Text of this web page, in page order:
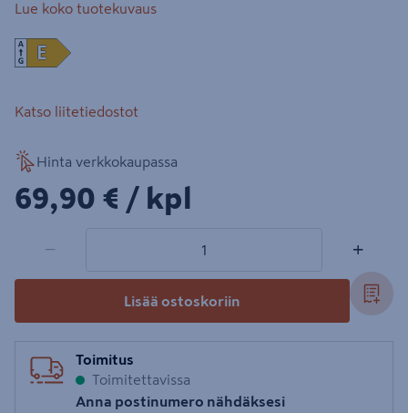
Lue koko tuotekuvaus
Katso liitetiedostot
Hinta verkkokaupassa
69,90€/kpl
69,90 € / kpl
− +
Lisää ostoskoriin
Toimitus
Toimitettavissa
Anna postinumero nähdäksesi